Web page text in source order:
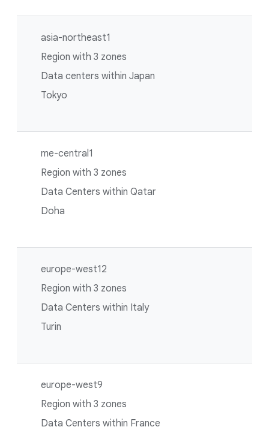
asia-northeast1
Region with 3 zones
Data centers within Japan
Tokyo
me-central1
Region with 3 zones
Data Centers within Qatar
Doha
europe-west12
Region with 3 zones
Data Centers within Italy
Turin
europe-west9
Region with 3 zones
Data Centers within France